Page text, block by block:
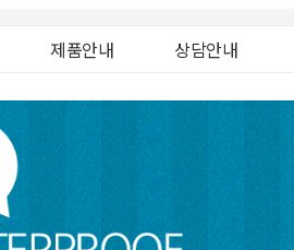
제품안내 상담안내